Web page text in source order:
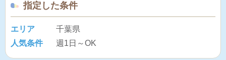
指定した条件
エリア
千葉県
人気条件
週1日～OK